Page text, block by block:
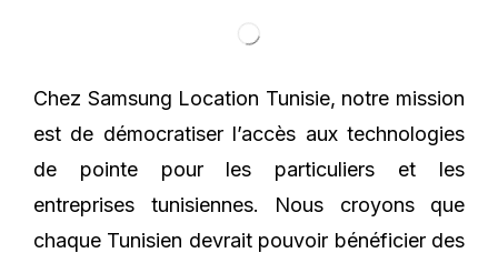
Chez Samsung Location Tunisie, notre mission
est de démocratiser l’accès aux technologies
de pointe pour les particuliers et les
entreprises tunisiennes. Nous croyons que
chaque Tunisien devrait pouvoir bénéficier des